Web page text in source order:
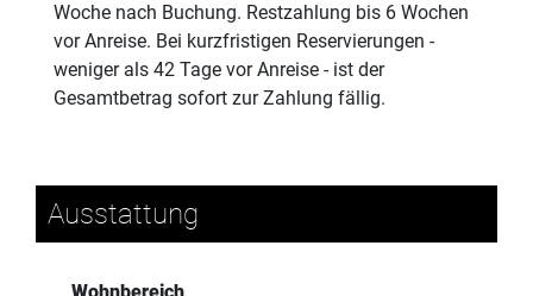
Woche nach Buchung. Restzahlung bis 6 Wochen
vor Anreise. Bei kurzfristigen Reservierungen -
weniger als 42 Tage vor Anreise - ist der
Gesamtbetrag sofort zur Zahlung fällig.
Ausstattung